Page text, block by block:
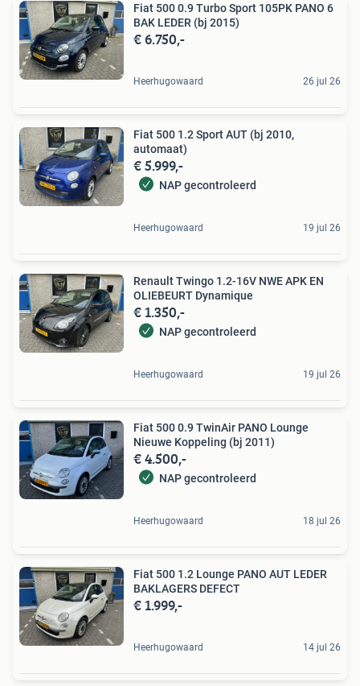
Fiat 500 0.9 Turbo Sport 105PK PANO 6
BAK LEDER (bj 2015)
€ 6.750,-
Heerhugowaard 26 jul 26
Fiat 500 1.2 Sport AUT (bj 2010,
automaat)
€ 5.999,-
NAP gecontroleerd
Heerhugowaard 19 jul 26
Renault Twingo 1.2-16V NWE APK EN
OLIEBEURT Dynamique
€ 1.350,-
NAP gecontroleerd
Heerhugowaard 19 jul 26
Fiat 500 0.9 TwinAir PANO Lounge
Nieuwe Koppeling (bj 2011)
€ 4.500,-
NAP gecontroleerd
Heerhugowaard 18 jul 26
Fiat 500 1.2 Lounge PANO AUT LEDER
BAKLAGERS DEFECT
€ 1.999,-
Heerhugowaard 14 jul 26